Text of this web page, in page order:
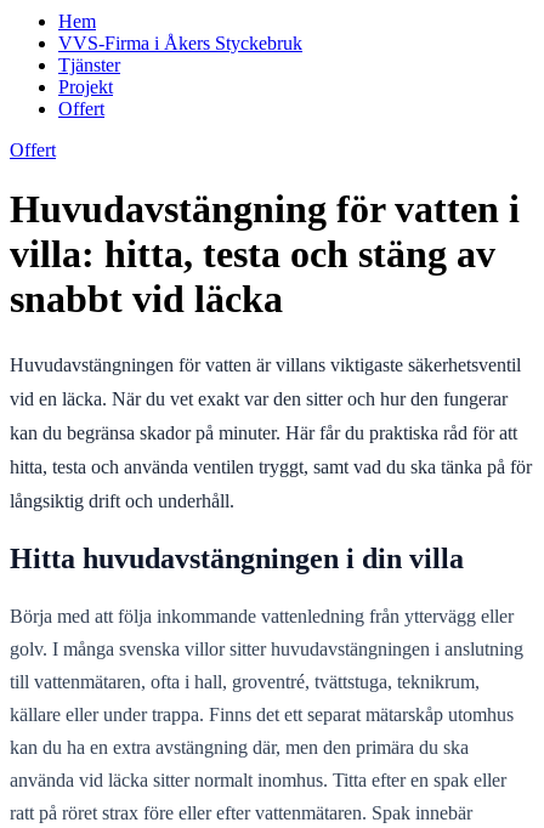
Hem
VVS-Firma i Åkers Styckebruk
Tjänster
Projekt
Offert
Offert
Huvudavstängning för vatten i
villa: hitta, testa och stäng av
snabbt vid läcka
Huvudavstängningen för vatten är villans viktigaste säkerhetsventil
vid en läcka. När du vet exakt var den sitter och hur den fungerar
kan du begränsa skador på minuter. Här får du praktiska råd för att
hitta, testa och använda ventilen tryggt, samt vad du ska tänka på för
långsiktig drift och underhåll.
Hitta huvudavstängningen i din villa
Börja med att följa inkommande vattenledning från yttervägg eller
golv. I många svenska villor sitter huvudavstängningen i anslutning
till vattenmätaren, ofta i hall, groventré, tvättstuga, teknikrum,
källare eller under trappa. Finns det ett separat mätarskåp utomhus
kan du ha en extra avstängning där, men den primära du ska
använda vid läcka sitter normalt inomhus. Titta efter en spak eller
ratt på röret strax före eller efter vattenmätaren. Spak innebär